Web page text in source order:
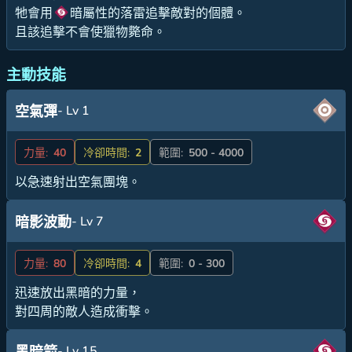
牠會用
暗屬性的落雷追擊敵對的個體。
且該追擊不會使獵物斃命。
主動技能
空氣彈- Lv 1
力量: 40 冷卻時間: 2 範圍: 500 - 4000
以急速射出空氣團塊。
暗影波動- Lv 7
力量: 80 冷卻時間: 4 範圍: 0 - 300
迅速放出黑暗的力量，
對四周的敵人造成衝擊。